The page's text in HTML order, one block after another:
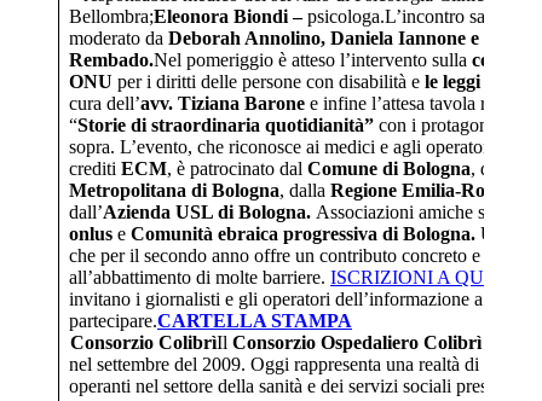
Bellombra;Eleonora Biondi –psicologa.L’incontro sarà
moderato da Deborah Annolino, Daniela Iannone e Luca
Rembado.Nel pomeriggio è atteso l’intervento sulla
ONU per i diritti delle persone con disabilità e le leggi dello
cura dell’avv. Tiziana Barone e infine l’attesa tavola
“Storie di straordinaria quotidianità” con i protagonisti di
sopra. L’evento, che riconosce ai medici e agli operatori
crediti ECM, è patrocinato dal Comune di Bologna, dalla
Metropolitana di Bologna, dalla Regione Emilia-Romagna
dall’Azienda USL di Bologna. Associazioni amiche sono:
onlus e Comunità ebraica progressiva di Bologna.
che per il secondo anno offre un contributo concreto e fattivo
all’abbattimento di molte barriere. ISCRIZIONI A QUESTO
invitano i giornalisti e gli operatori dell’informazione a
partecipare.CARTELLA STAMPA
Consorzio ColibrìIl Consorzio Ospedaliero Colibrì
nel settembre del 2009. Oggi rappresenta una realtà di 23
operanti nel settore della sanità e dei servizi sociali presenti